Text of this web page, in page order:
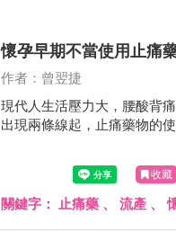
懷孕早期不當使用止痛
作者：曾翌捷
現代人生活壓力大，腰酸背
出現兩條線起，止痛藥物的
收藏
關鍵字： 止痛藥 、 流產 、